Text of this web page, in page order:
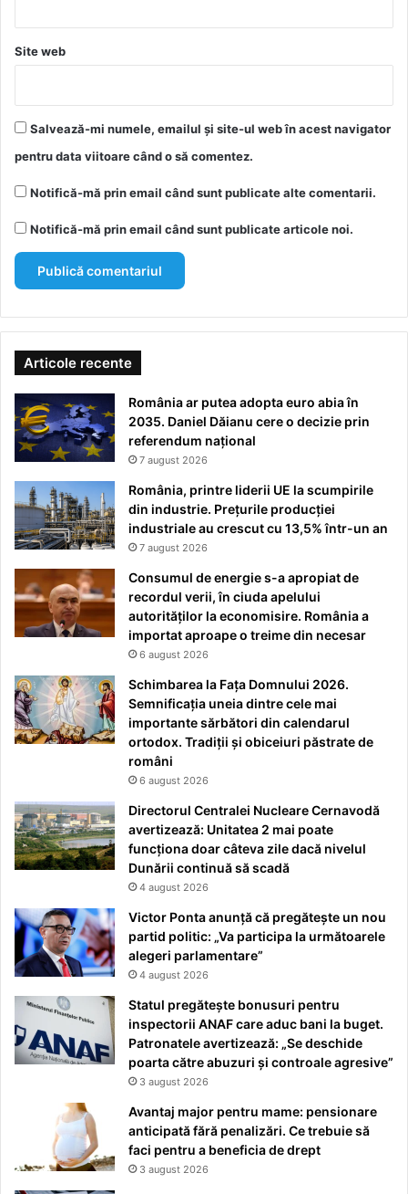
Site web
Salvează-mi numele, emailul și site-ul web în acest navigator
pentru data viitoare când o să comentez.
Notifică-mă prin email când sunt publicate alte comentarii.
Notifică-mă prin email când sunt publicate articole noi.
Articole recente
România ar putea adopta euro abia în
2035. Daniel Dăianu cere o decizie prin
referendum național
7 august 2026
România, printre liderii UE la scumpirile
din industrie. Prețurile producției
industriale au crescut cu 13,5% într-un an
7 august 2026
Consumul de energie s-a apropiat de
recordul verii, în ciuda apelului
autorităților la economisire. România a
importat aproape o treime din necesar
6 august 2026
Schimbarea la Fața Domnului 2026.
Semnificația uneia dintre cele mai
importante sărbători din calendarul
ortodox. Tradiții și obiceiuri păstrate de
români
6 august 2026
Directorul Centralei Nucleare Cernavodă
avertizează: Unitatea 2 mai poate
funcționa doar câteva zile dacă nivelul
Dunării continuă să scadă
4 august 2026
Victor Ponta anunță că pregătește un nou
partid politic: „Va participa la următoarele
alegeri parlamentare”
4 august 2026
Statul pregătește bonusuri pentru
inspectorii ANAF care aduc bani la buget.
Patronatele avertizează: „Se deschide
poarta către abuzuri și controale agresive”
3 august 2026
Avantaj major pentru mame: pensionare
anticipată fără penalizări. Ce trebuie să
faci pentru a beneficia de drept
3 august 2026